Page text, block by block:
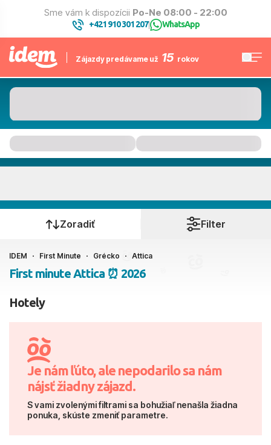
Sme vám k dispozícii Po-Ne 08:00 - 22:00
+421 910 301 207| WhatsApp
Zájazdy predávame už 15 rokov
Kedy cestujete?
Ako cestujete?
2 dospelí, 0 deti
Zoradiť Filter
IDEM First Minute Grécko Attica
First minute Attica ⏰ 2026
Hotely
Je nám ľúto, ale nepodarilo sa nám
nájsť žiadny zájazd.
S vami zvolenými filtrami sa bohužiaľ nenašla žiadna
ponuka, skúste zmeniť parametre.